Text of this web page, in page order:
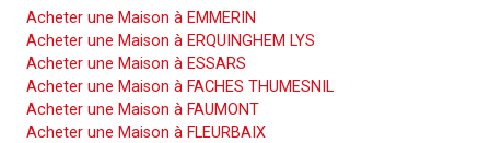
Acheter une Maison à EMMERIN
Acheter une Maison à ERQUINGHEM LYS
Acheter une Maison à ESSARS
Acheter une Maison à FACHES THUMESNIL
Acheter une Maison à FAUMONT
Acheter une Maison à FLEURBAIX